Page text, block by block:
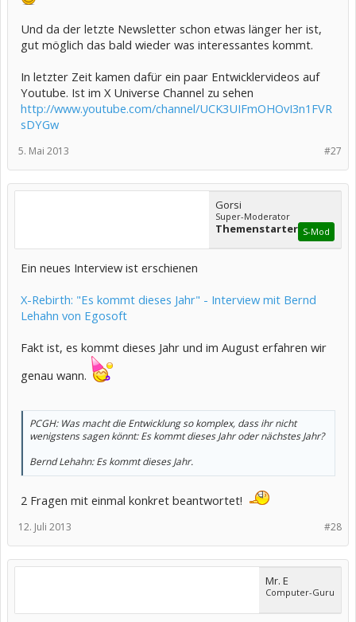
Und da der letzte Newsletter schon etwas länger her ist,
gut möglich das bald wieder was interessantes kommt.
In letzter Zeit kamen dafür ein paar Entwicklervideos auf
Youtube. Ist im X Universe Channel zu sehen
http://www.youtube.com/channel/UCK3UIFmOHOvI3n1FVR
sDYGw
#27
5. Mai 2013
Gorsi
Super-Moderator
Themenstarter S-Mod
Ein neues Interview ist erschienen
X-Rebirth: "Es kommt dieses Jahr" - Interview mit Bernd
Lehahn von Egosoft
Fakt ist, es kommt dieses Jahr und im August erfahren wir
genau wann.
PCGH: Was macht die Entwicklung so komplex, dass ihr nicht
wenigstens sagen könnt: Es kommt dieses Jahr oder nächstes Jahr?
Bernd Lehahn: Es kommt dieses Jahr.
2 Fragen mit einmal konkret beantwortet!
#28
12. Juli 2013
Mr. E
Computer-Guru